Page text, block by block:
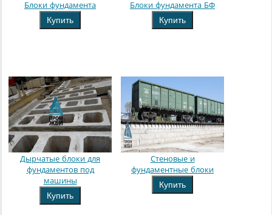
Блоки фундамента
Купить
Блоки фундамента БФ
Купить
Дырчатые блоки для
фундаментов под
машины
Купить
Стеновые и
фундаментные блоки
Купить